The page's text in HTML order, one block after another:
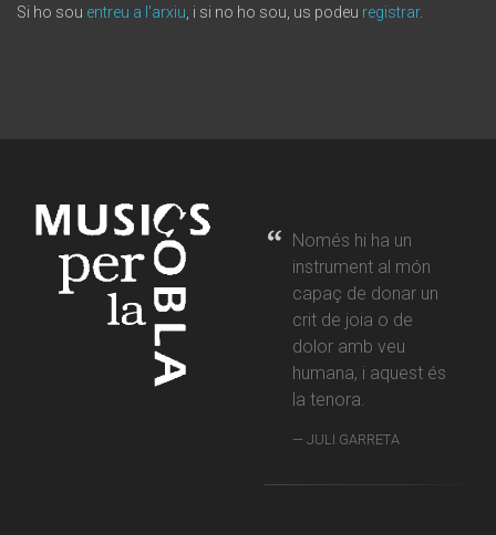
Si ho sou entreu a l'arxiu , i si no ho sou, us podeu registrar.
Només hi ha un
instrument al món
capaç de donar un
crit de joia o de
dolor amb veu
humana, i aquest és
la tenora.
JULI GARRETA